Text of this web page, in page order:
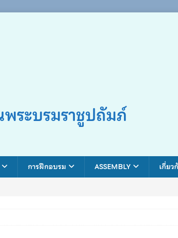
พระบรมราชูปถัมภ์
การฝึกอบรม ASSEMBLY เกี่ย